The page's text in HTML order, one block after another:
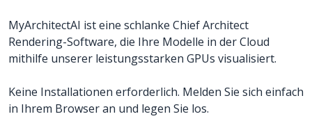
MyArchitectAI ist eine schlanke Chief Architect
Rendering-Software, die Ihre Modelle in der Cloud
mithilfe unserer leistungsstarken GPUs visualisiert.
Keine Installationen erforderlich. Melden Sie sich einfach
in Ihrem Browser an und legen Sie los.